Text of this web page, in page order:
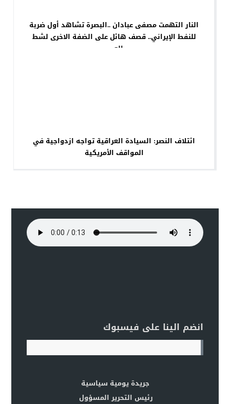
النار التهمت مصفى عبادان ..البصرة تشاهد أول ضربة
للنفط الإيراني.. قصف هائل على الضفة الاخرى لشط
العرب
ائتلاف النصر: السيادة العراقية تواجه ازدواجية في
المواقف الأمريكية
انضم الينا على فيسبوك
جريدة يومية سياسية
رئيس التحرير المسؤول